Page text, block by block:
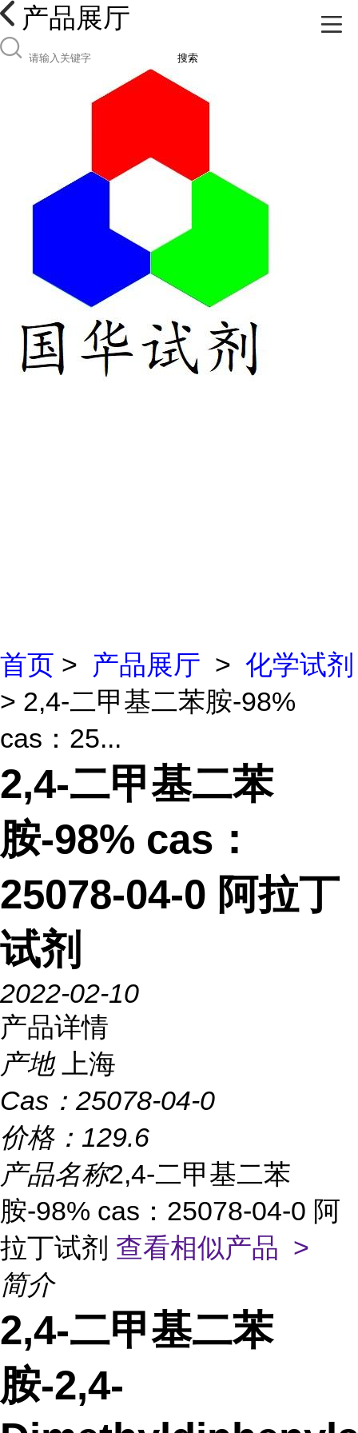
产品展厅
搜索
首页 > 产品展厅 > 化学试剂
> 2,4-二甲基二苯胺-98%
cas：25...
2,4-二甲基二苯
胺-98% cas：
25078-04-0 阿拉丁
试剂
2022-02-10
产品详情
产地
上海
Cas： 25078-04-0
价格： 129.6
产品名称2,4-二甲基二苯
胺-98% cas：25078-04-0 阿
拉丁试剂 查看相似产品 >
简介
2,4-二甲基二苯
胺-2,4-